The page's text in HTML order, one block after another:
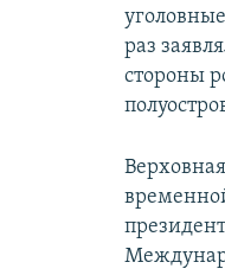
раз
стороны